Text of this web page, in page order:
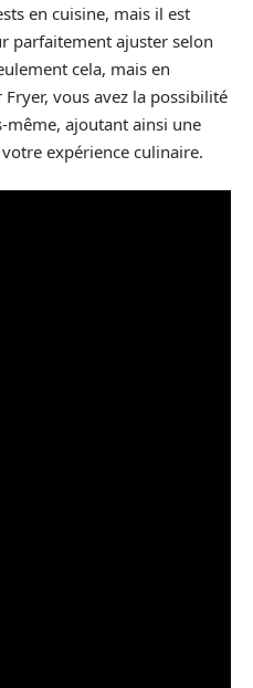
en cuisine, mais il est
parfaitement ajuster selon
cela, mais en
vous avez la possibilité
même, ajoutant ainsi une
expérience culinaire.